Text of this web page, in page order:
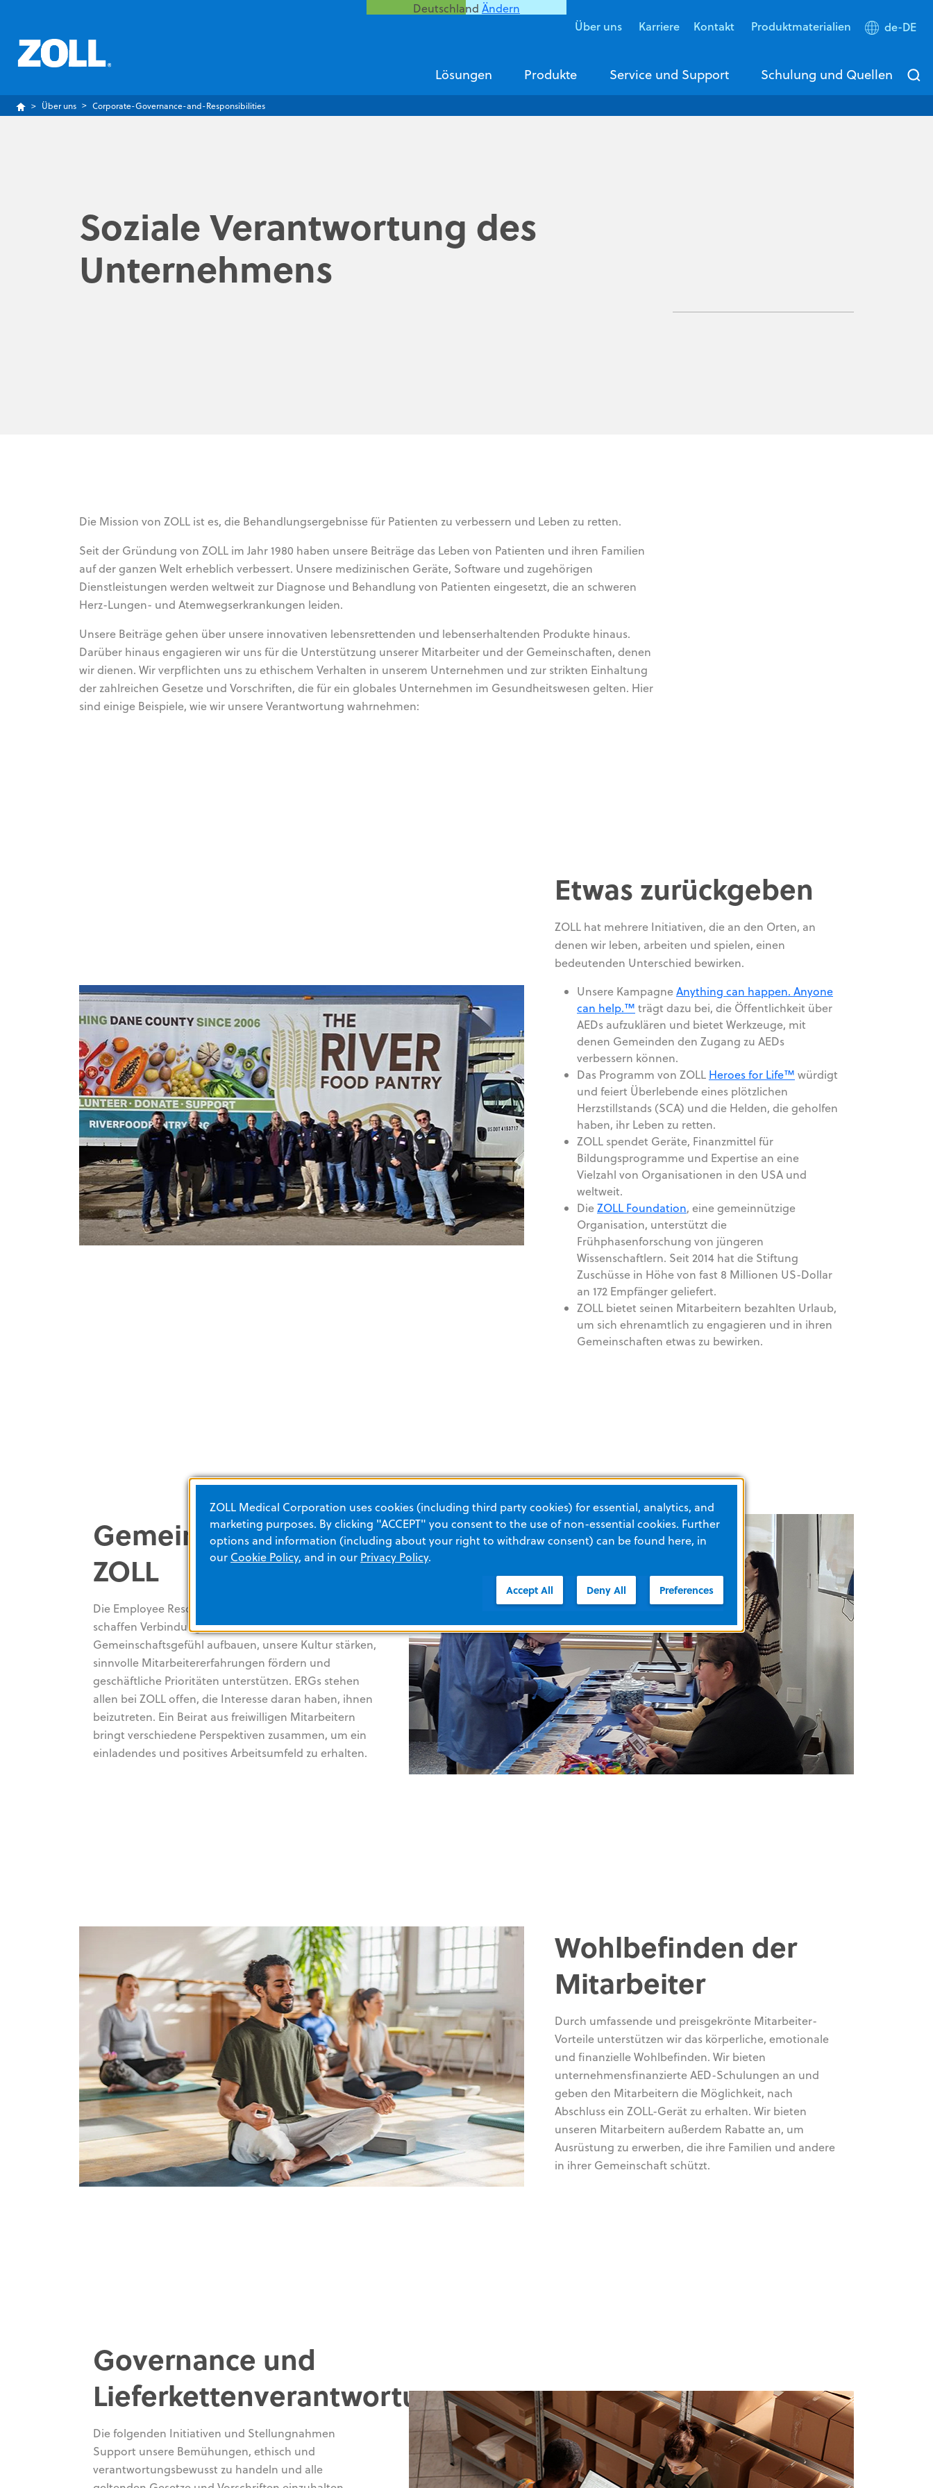
Deutschland Ändern
Über uns Karriere Kontakt Produktmaterialien de-DE
Lösungen Produkte Service und Support Schulung und Quellen
Über uns Corporate-Governance-and-Responsibilities
Soziale Verantwortung des
Unternehmens
Die Mission von ZOLL ist es, die Behandlungsergebnisse für Patienten zu verbessern und Leben zu retten.
Seit der Gründung von ZOLL im Jahr 1980 haben unsere Beiträge das Leben von Patienten und ihren Familien
auf der ganzen Welt erheblich verbessert. Unsere medizinischen Geräte, Software und zugehörigen
Dienstleistungen werden weltweit zur Diagnose und Behandlung von Patienten eingesetzt, die an schweren
Herz-Lungen- und Atemwegserkrankungen leiden.
Unsere Beiträge gehen über unsere innovativen lebensrettenden und lebenserhaltenden Produkte hinaus.
Darüber hinaus engagieren wir uns für die Unterstützung unserer Mitarbeiter und der Gemeinschaften, denen
wir dienen. Wir verpflichten uns zu ethischem Verhalten in unserem Unternehmen und zur strikten Einhaltung
der zahlreichen Gesetze und Vorschriften, die für ein globales Unternehmen im Gesundheitswesen gelten. Hier
sind einige Beispiele, wie wir unsere Verantwortung wahrnehmen:
Etwas zurückgeben
ZOLL hat mehrere Initiativen, die an den Orten, an
denen wir leben, arbeiten und spielen, einen
bedeutenden Unterschied bewirken.
Unsere KampagneAnything can happen. Anyone
can help.™ trägt dazu bei, die Öffentlichkeit über
AEDs aufzuklären und bietet Werkzeuge, mit
denen Gemeinden den Zugang zu AEDs
verbessern können.
Das Programm von ZOLL Heroes for Life™ würdigt
und feiert Überlebende eines plötzlichen
Herzstillstands (SCA) und die Helden, die geholfen
haben, ihr Leben zu retten.
ZOLL spendet Geräte, Finanzmittel für
Bildungsprogramme und Expertise an eine
Vielzahl von Organisationen in den USA und
weltweit.
DieZOLL Foundation, eine gemeinnützige
Organisation, unterstützt die
Frühphasenforschung von jüngeren
Wissenschaftlern. Seit 2014 hat die Stiftung
Zuschüsse in Höhe von fast 8 Millionen US-Dollar
an 172 Empfänger geliefert.
ZOLL bietet seinen Mitarbeitern bezahlten Urlaub,
um sich ehrenamtlich zu engagieren und in ihren
Gemeinschaften etwas zu bewirken.
Gemeinschaft bei
ZOLL
Die Employee Resource Groups (ERGs) von ZOLL
schaffen Verbindungen für Mitarbeiter, die ein
Gemeinschaftsgefühl aufbauen, unsere Kultur stärken,
sinnvolle Mitarbeitererfahrungen fördern und
geschäftliche Prioritäten unterstützen. ERGs stehen
allen bei ZOLL offen, die Interesse daran haben, ihnen
beizutreten. Ein Beirat aus freiwilligen Mitarbeitern
bringt verschiedene Perspektiven zusammen, um ein
einladendes und positives Arbeitsumfeld zu erhalten.
Wohlbefinden der
Mitarbeiter
Durch umfassende und preisgekrönte Mitarbeiter-
Vorteile unterstützen wir das körperliche, emotionale
und finanzielle Wohlbefinden. Wir bieten
unternehmensfinanzierte AED-Schulungen an und
geben den Mitarbeitern die Möglichkeit, nach
Abschluss ein ZOLL-Gerät zu erhalten. Wir bieten
unseren Mitarbeitern außerdem Rabatte an, um
Ausrüstung zu erwerben, die ihre Familien und andere
in ihrer Gemeinschaft schützt.
Governance und
Lieferkettenverantwortung
Die folgenden Initiativen und Stellungnahmen
Support unsere Bemühungen, ethisch und
verantwortungsbewusst zu handeln und alle
ZOLL Medical Corporation uses cookies (including third party cookies) for essential, analytics, and
marketing purposes. By clicking "ACCEPT" you consent to the use of non-essential cookies. Further
options and information (including about your right to withdraw consent) can be found here, in
our Cookie Policy, and in our Privacy Policy.
Accept All Deny All Preferences